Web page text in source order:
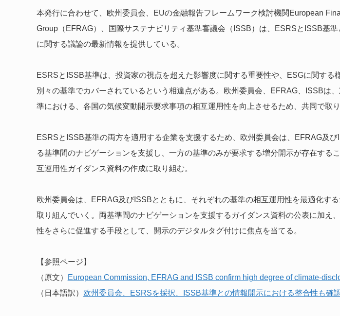
本発行に合わせて、欧州委員会、EUの金融報告フレームワーク検討機関European
Group（EFRAG）、国際サステナビリティ基準審議会（ISSB）は、ESRSとISSB基
に関する議論の最新情報を提供している。
ESRSとISSB基準は、投資家の視点を超えた影響度に関する重要性や、ESGに関する
別々の基準でカバーされているという相違点がある。 欧州委員会、EFRAG、ISSBは
準における、各国の気候変動開示要求事項の相互運用性を向上させるため、共同で取
ESRSとISSB基準の両方を適用する企業を支援するため、欧州委員会は、EFRAG及び
る基準間のナビゲーションを支援し、一方の基準のみが要求する増分開示が存在する
互運用性ガイダンス資料の作成に取り組む。
欧州委員会は、EFRAG及びISSBとともに、それぞれの基準の相互運用性を最適化す
取り組んでいく。両基準間のナビゲーションを支援するガイダンス資料の公表に加え
性をさらに促進する手段として、開示のデジタルタグ付けに焦点を当てる。
【参照ページ】
（原文）
European Commission, EFRAG and ISSB confirm high degree of climate-
（日本語訳） 欧州委員会、ESRSを採択、ISSB基準との情報開示における整合性も確